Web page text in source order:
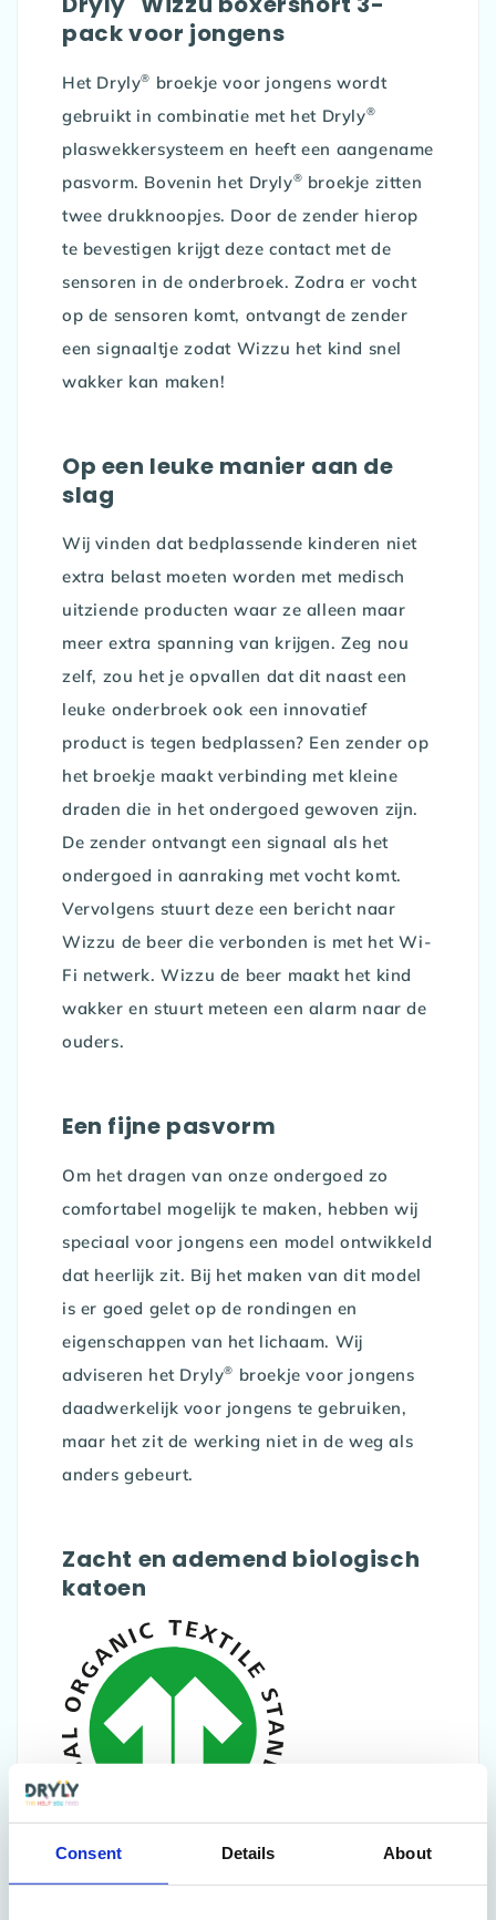
Consent Details About
pack voor jongens
Het Dryly® broekje voor jongens wordt
gebruikt in combinatie met het Dryly®
plaswekkersysteem en heeft een aangename
pasvorm. Bovenin het Dryly® broekje zitten
twee drukknoopjes. Door de zender hierop
te bevestigen krijgt deze contact met de
sensoren in de onderbroek. Zodra er vocht
op de sensoren komt, ontvangt de zender
een signaaltje zodat Wizzu het kind snel
wakker kan maken!
Op een leuke manier aan de
slag
Wij vinden dat bedplassende kinderen niet
extra belast moeten worden met medisch
uitziende producten waar ze alleen maar
meer extra spanning van krijgen. Zeg nou
zelf, zou het je opvallen dat dit naast een
leuke onderbroek ook een innovatief
product is tegen bedplassen? Een zender op
het broekje maakt verbinding met kleine
draden die in het ondergoed gewoven zijn.
De zender ontvangt een signaal als het
ondergoed in aanraking met vocht komt.
Vervolgens stuurt deze een bericht naar
Wizzu de beer die verbonden is met het Wi-
Fi netwerk. Wizzu de beer maakt het kind
wakker en stuurt meteen een alarm naar de
ouders.
Een fijne pasvorm
Om het dragen van onze ondergoed zo
comfortabel mogelijk te maken, hebben wij
speciaal voor jongens een model ontwikkeld
dat heerlijk zit. Bij het maken van dit model
is er goed gelet op de rondingen en
eigenschappen van het lichaam. Wij
adviseren het Dryly® broekje voor jongens
daadwerkelijk voor jongens te gebruiken,
maar het zit de werking niet in de weg als
anders gebeurt.
Zacht en ademend biologisch
katoen
Wij maken gebruik van GOTS gecertificeerd